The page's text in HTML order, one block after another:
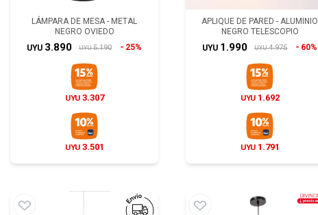
LÁMPARA DE MESA - METAL
NEGRO OVIEDO
UYU 3.890 UYU 5.190 25%
UYU 3.307
UYU 3.501
APLIQUE DE PARED - ALUMINIO
NEGRO TELESCOPIO
UYU 1.990 UYU 4.975 60%
UYU 1.692
UYU 1.791